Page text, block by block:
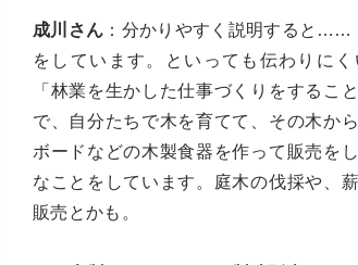
成川さん ：分かりやすく説明すると……
をしています。といっても伝わりに
「林業を生かした仕事づくりをするこ
で、自分たちで木を育てて、その木か
ボードなどの木製食器を作って販売を
なことをしています。庭木の伐採や、
販売とかも。